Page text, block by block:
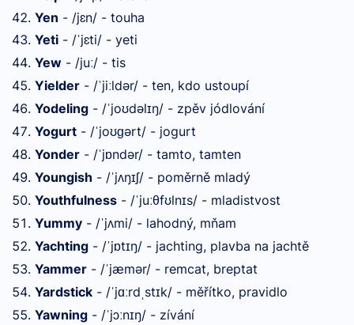
Yen - /jɛn/ - touha
Yeti - /ˈjɛti/ - yeti
Yew - /juː/ - tis
Yielder - /ˈjiːldər/ - ten, kdo ustoupí
Yodeling - /ˈjoʊdəlɪŋ/ - zpěv jódlování
Yogurt - /ˈjoʊɡərt/ - jogurt
Yonder - /ˈjɒndər/ - tamto, tamten
Youngish - /ˈjʌŋɪʃ/ - poměrně mladý
Youthfulness - /ˈjuːθfʊlnɪs/ - mladistvost
Yummy - /ˈjʌmi/ - lahodný, mňam
Yachting - /ˈjɒtɪŋ/ - jachting, plavba na jachtě
Yammer - /ˈjæmər/ - remcat, breptat
Yardstick - /ˈjɑːrd stɪk/ - měřítko, pravidlo
Yawning - /ˈjɔːnɪŋ/ - zívání